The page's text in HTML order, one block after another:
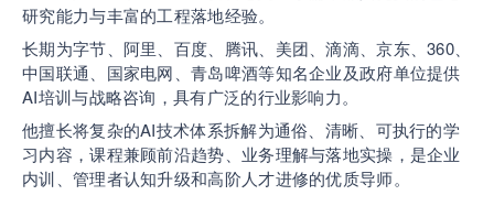
🔥精选10门AI王牌课：助你成功入行AI岗位，🚀
成为行业AI人才！
三节课X工信部AI岗位能力认证 · 全国合伙人招
募！
研究能力与丰富的工程落地经验。
长期为字节、阿里、百度、腾讯、美团、滴滴、京东、360、
中国联通、国家电网、青岛啤酒等知名企业及政府单位提供
AI培训与战略咨询，具有广泛的行业影响力。
他擅长将复杂的AI技术体系拆解为通俗、清晰、可执行的学
习内容，课程兼顾前沿趋势、业务理解与落地实操，是企业
内训、管理者认知升级和高阶人才进修的优质导师。